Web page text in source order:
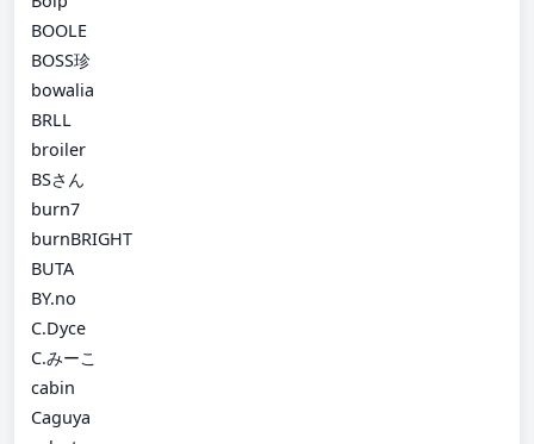
BOOLE
BOSS珍
bowalia
BRLL
broiler
BSさん
burn7
burnBRIGHT
BUTA
BY.no
C.Dyce
C.みーこ
cabin
Caguya